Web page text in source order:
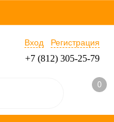
Вход Регистрация
+7 (812) 305-25-79
0